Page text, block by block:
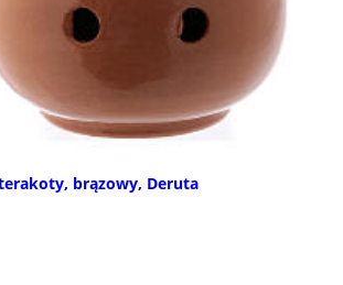
brązowy, Deruta